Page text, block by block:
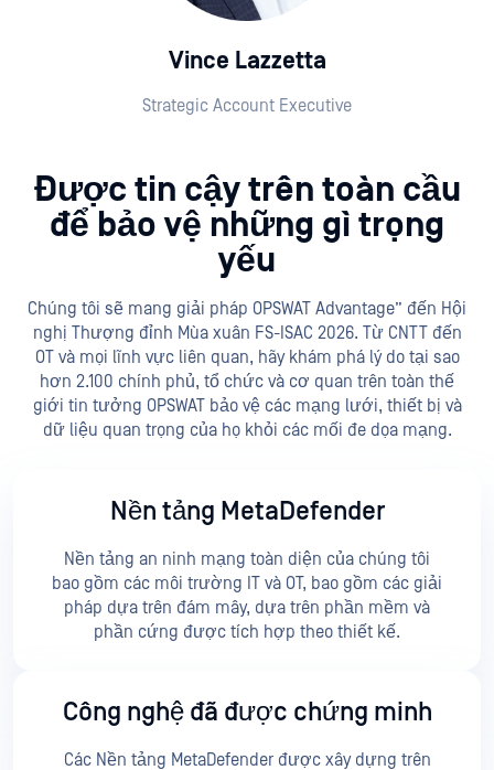
Vince Lazzetta
Strategic Account Executive
Được tin cậy trên toàn cầu
để bảo vệ những gì trọng
yếu
Chúng tôi sẽ mang giải pháp OPSWAT Advantage” đến Hội
nghị Thượng đỉnh Mùa xuân FS-ISAC 2026. Từ CNTT đến
OT và mọi lĩnh vực liên quan, hãy khám phá lý do tại sao
hơn 2.100 chính phủ, tổ chức và cơ quan trên toàn thế
giới tin tưởng OPSWAT bảo vệ các mạng lưới, thiết bị và
dữ liệu quan trọng của họ khỏi các mối đe dọa mạng.
Nền tảng MetaDefender
Nền tảng an ninh mạng toàn diện của chúng tôi
bao gồm các môi trường IT và OT, bao gồm các giải
pháp dựa trên đám mây, dựa trên phần mềm và
phần cứng được tích hợp theo thiết kế.
Công nghệ đã được chứng minh
Các Nền tảng MetaDefender được xây dựng trên